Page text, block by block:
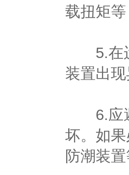
载扭矩
5.在运
装置出
6.应避
坏。如
防潮装